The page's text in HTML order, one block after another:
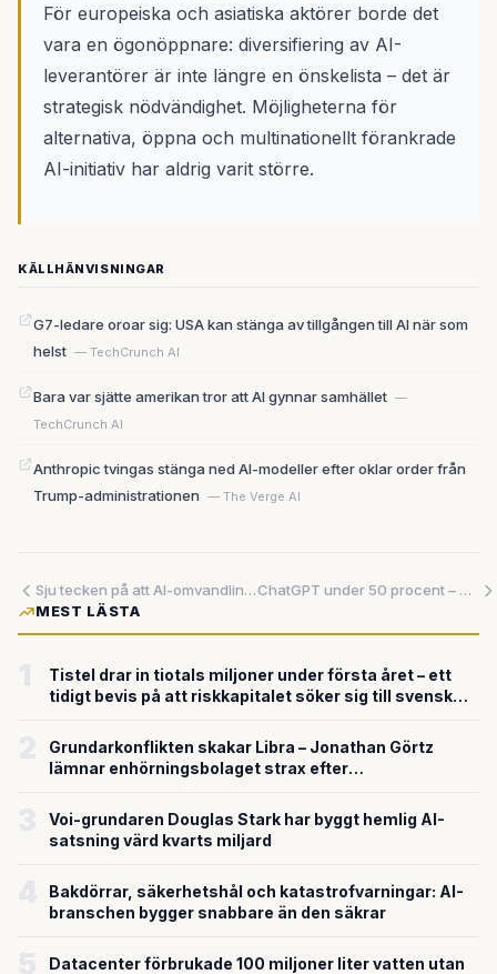
För europeiska och asiatiska aktörer borde det
vara en ögonöppnare: diversifiering av AI-
leverantörer är inte längre en önskelista – det är
strategisk nödvändighet. Möjligheterna för
alternativa, öppna och multinationellt förankrade
AI-initiativ har aldrig varit större.
KÄLLHÄNVISNINGAR
G7-ledare oroar sig: USA kan stänga av tillgången till AI när som
helst — TechCrunch AI
Bara var sjätte amerikan tror att AI gynnar samhället —
TechCrunch AI
Anthropic tvingas stänga ned AI-modeller efter oklar order från
Trump-administrationen — The Verge AI
Sju tecken på att AI-omvandlingen redan är ett faktum – inte en framtidsspaning
ChatGPT under 50 procent – Google och Anthropic vinner mark på AI-marknaden
MEST LÄSTA
Tistel drar in tiotals miljoner under första året – ett
tidigt bevis på att riskkapitalet söker sig till svensk
Grundarkonflikten skakar Libra – Jonathan Görtz
lämnar enhörningsbolaget strax efter
Voi-grundaren Douglas Stark har byggt hemlig AI-
satsning värd kvarts miljard
Bakdörrar, säkerhetshål och katastrofvarningar: AI-
branschen bygger snabbare än den säkrar
Datacenter förbrukade 100 miljoner liter vatten utan